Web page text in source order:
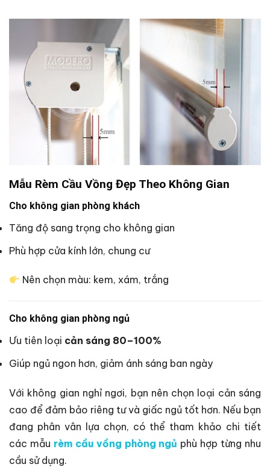
Mẫu Rèm Cầu Vồng Đẹp Theo Không Gian
Cho không gian phòng khách
Tăng độ sang trọng cho không gian
Phù hợp cửa kính lớn, chung cư
Nên chọn màu: kem, xám, trắng
Cho không gian phòng ngủ
Ưu tiên loại cản sáng 80–100%
Giúp ngủ ngon hơn, giảm ánh sáng ban ngày
Với không gian nghỉ ngơi, bạn nên chọn loại cản sáng
cao để đảm bảo riêng tư và giấc ngủ tốt hơn. Nếu bạn
đang phân vân lựa chọn, có thể tham khảo chi tiết
các mẫu rèm cầu vồng phòng ngủ phù hợp từng nhu
cầu sử dụng.